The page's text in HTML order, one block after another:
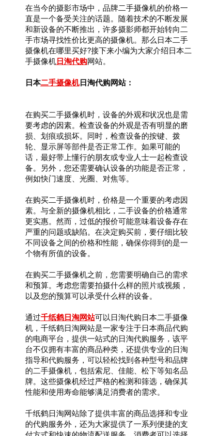
在当今的摄影市场中，品牌二手摄像机的价格一
直是一个备受关注的话题。随着技术的不断发展
和新设备的不断推出，许多摄影师都开始转向二
手市场寻找性价比更高的摄像机。那么日本二手
摄像机在哪里买好?接下来小编为大家介绍日本二
手摄像机日淘代购网站。
日本二手摄像机日淘代购网站：
在购买二手摄像机时，设备的外观和状况也是需
要考虑的因素。检查设备的外观是否有明显的磨
损、划痕或损坏。同时，检查设备的按键、拨
轮、显示屏等部件是否正常工作。如果可能的
话，最好带上懂行的朋友或专业人士一起检查设
备。另外，您还需要确认设备的功能是否正常，
例如快门速度、光圈、对焦等。
在购买二手摄像机时，价格是一个重要的考虑因
素。与全新的摄像机相比，二手设备的价格通常
更实惠。然而，过低的报价可能意味着设备存在
严重的问题或缺陷。在决定购买前，要仔细比较
不同设备之间的价格和性能，确保你得到的是一
个物有所值的设备。
在购买二手摄像机之前，您需要明确自己的需求
和预算。考虑您需要拍摄什么样的照片或视频，
以及您的预算可以承受什么样的设备。
通过千纸鹤日淘网站可以日淘代购日本二手摄像
机，千纸鹤日淘网站是一家专注于日本商品代购
的电商平台，提供一站式的日淘代购服务，该平
台不仅拥有丰富的商品种类，还提供专业的日淘
指导和代购服务，可以轻松找到各种型号和品牌
的二手摄像机，包括索尼、佳能、松下等知名品
牌。这些摄像机经过严格的检测和筛选，确保其
性能和使用寿命能够满足消费者的需求。
千纸鹤日淘网站除了提供丰富的商品选择和专业
的代购服务外，还为大家提供了一系列便捷的支